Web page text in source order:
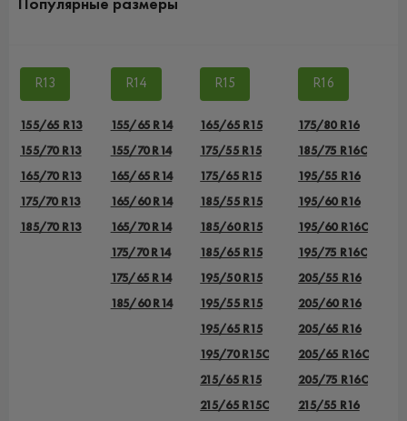
R13
155/65 R13
155/70 R13
165/70 R13
175/70 R13
185/70 R13
R14
155/65 R14
155/70 R14
165/65 R14
165/60 R14
165/70 R14
175/70 R14
175/65 R14
185/60 R14
R15
165/65 R15
175/55 R15
175/65 R15
185/55 R15
185/60 R15
185/65 R15
195/50 R15
195/55 R15
195/65 R15
195/70 R15C
215/65 R15
215/65 R15C
R16
175/80 R16
185/75 R16C
195/55 R16
195/60 R16
195/60 R16C
195/75 R16C
205/55 R16
205/60 R16
205/65 R16
205/65 R16C
205/75 R16C
215/55 R16